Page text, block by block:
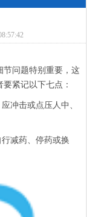
节问题特别重要，这
紧记以下七点：
冲击或点压人中、
减药、停药或换